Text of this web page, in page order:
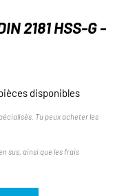
2181 HSS-G -
disponibles
Tu peux acheter les
sus, ainsi que les frais